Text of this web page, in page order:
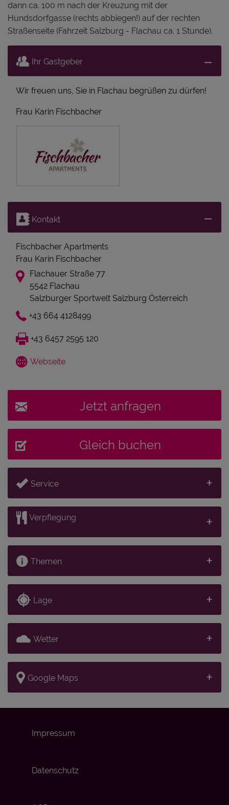
dann ca. 100 m nach der Kreuzung mit der
Hundsdorfgasse (rechts abbiegen!) auf der rechten
Straßenseite (Fahrzeit Salzburg - Flachau ca. 1 Stunde).
Ihr Gastgeber
Wir freuen uns, Sie in Flachau begrüßen zu dürfen!
Frau Karin Fischbacher
Kontakt
Fischbacher Apartments
Frau Karin Fischbacher
Flachauer Straße 77
5542 Flachau
Salzburger Sportwelt Salzburg Österreich
+43 664 4128499
+43 6457 2595 120
Webseite
Jetzt anfragen
Gleich buchen
Service
Verpflegung
Themen
Lage
Wetter
Google Maps
Impressum
Datenschutz